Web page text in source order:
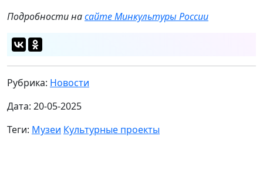
Подробности насайте Минкультуры России
Рубрика: Новости
Дата: 20-05-2025
Теги: Музеи Культурные проекты